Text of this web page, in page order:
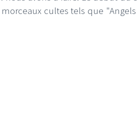
cultes tels que "Angels